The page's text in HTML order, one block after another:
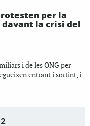
per la
la crisi del
i de les ONG per
entrant i sortint, i